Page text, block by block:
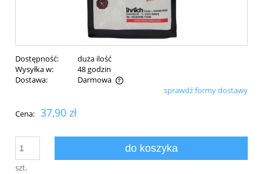
Dostępność:
duża ilość
Wysyłka w:
48 godzin
Dostawa:
Darmowa
Cena nie zawiera ewentualnych kosztów płatnościsprawdź formy dostawy
Cena: 37,90 zł
szt.
do koszyka